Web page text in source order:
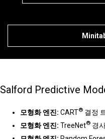
Salford Predictive
모형화 엔진: CART® 결정
모형화 엔진: TreeNet® 경